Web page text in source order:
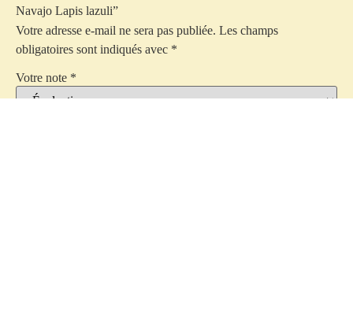
Navajo Lapis lazuli”
Votre adresse e-mail ne sera pas publiée. Les champs
obligatoires sont indiqués avec *
Votre note *